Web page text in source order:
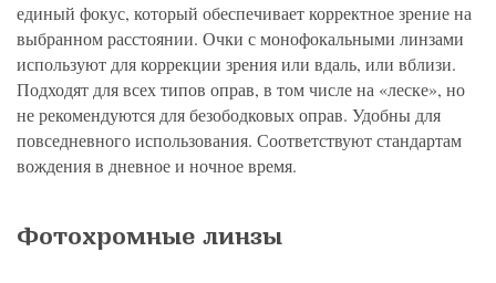
единый фокус, который обеспечивает корректное зрение на
выбранном расстоянии. Очки с монофокальными линзами
используют для коррекции зрения или вдаль, или вблизи.
Подходят для всех типов оправ, в том числе на «леске», но
не рекомендуются для безободковых оправ. Удобны для
повседневного использования. Соответствуют стандартам
вождения в дневное и ночное время.
Фотохромные линзы